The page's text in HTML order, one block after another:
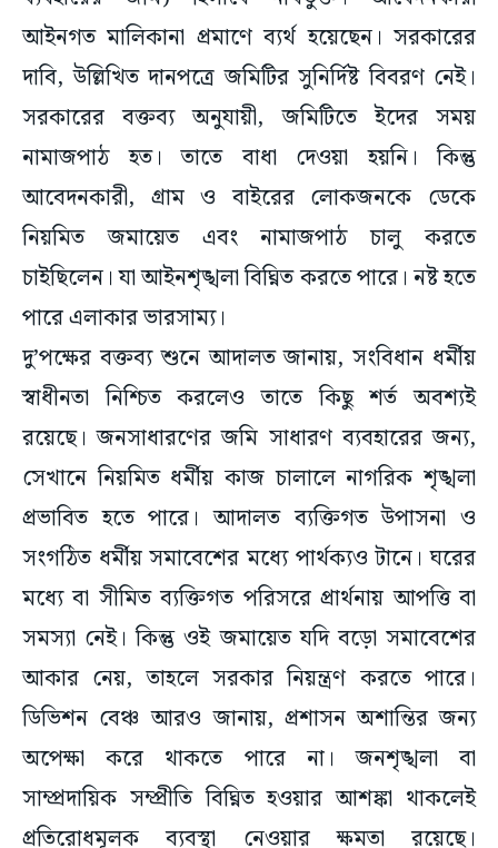
আইনগত মালিকানা প্রমাণে ব্যর্থ হয়েছেন। সরকারের
দাবি, উল্লিখিত দানপত্রে জমিটির সুনির্দিষ্ট বিবরণ নেই।
সরকারের বক্তব্য অনুযায়ী, জমিটিতে ইদের সময়
নামাজপাঠ হত। তাতে বাধা দেওয়া হয়নি। কিন্তু
আবেদনকারী, গ্রাম ও বাইরের লোকজনকে ডেকে
নিয়মিত জমায়েত এবং নামাজপাঠ চালু করতে
চাইছিলেন। যা আইনশৃঙ্খলা বিঘ্নিত করতে পারে। নষ্ট হতে
পারে এলাকার ভারসাম্য।
দু’পক্ষের বক্তব্য শুনে আদালত জানায়, সংবিধান ধর্মীয়
স্বাধীনতা নিশ্চিত করলেও তাতে কিছু শর্ত অবশ্যই
রয়েছে। জনসাধারণের জমি সাধারণ ব্যবহারের জন্য,
সেখানে নিয়মিত ধর্মীয় কাজ চালালে নাগরিক শৃঙ্খলা
প্রভাবিত হতে পারে। আদালত ব্যক্তিগত উপাসনা ও
সংগঠিত ধর্মীয় সমাবেশের মধ্যে পার্থক্যও টানে। ঘরের
মধ্যে বা সীমিত ব্যক্তিগত পরিসরে প্রার্থনায় আপত্তি বা
সমস্যা নেই। কিন্তু ওই জমায়েত যদি বড়ো সমাবেশের
আকার নেয়, তাহলে সরকার নিয়ন্ত্রণ করতে পারে।
ডিভিশন বেঞ্চ আরও জানায়, প্রশাসন অশান্তির জন্য
অপেক্ষা করে থাকতে পারে না। জনশৃঙ্খলা বা
সাম্প্রদায়িক সম্প্রীতি বিঘ্নিত হওয়ার আশঙ্কা থাকলেই
প্রতিরোধমূলক ব্যবস্থা নেওয়ার ক্ষমতা রয়েছে।